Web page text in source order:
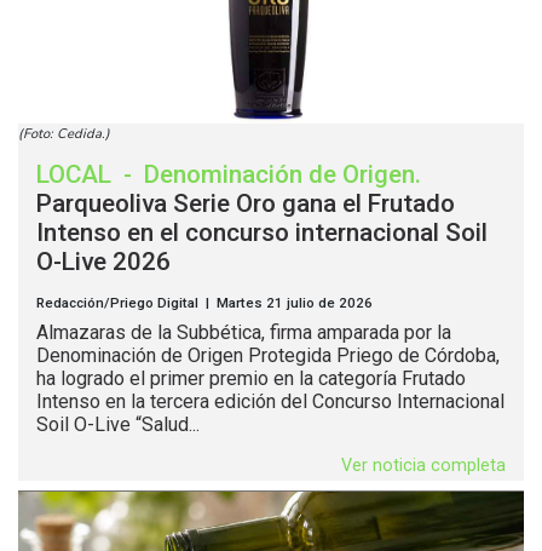
(Foto: Cedida.)
LOCAL - Denominación de Origen.
Parqueoliva Serie Oro gana el Frutado
Intenso en el concurso internacional Soil
O-Live 2026
Redacción/Priego Digital | Martes 21 julio de 2026
Almazaras de la Subbética, firma amparada por la
Denominación de Origen Protegida Priego de Córdoba,
ha logrado el primer premio en la categoría Frutado
Intenso en la tercera edición del Concurso Internacional
Soil O-Live “Salud...
Ver noticia completa